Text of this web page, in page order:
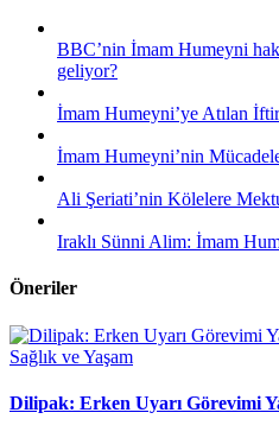
BBC’nin İmam Humeyni
geliyor?
İmam Humeyni’ye Atılan
İmam Humeyni’nin
Ali Şeriati’nin Kölelere
Iraklı Sünni Alim: İmam
Öneriler
Sağlık ve Yaşam
Dilipak: Erken Uyarı Görevimi